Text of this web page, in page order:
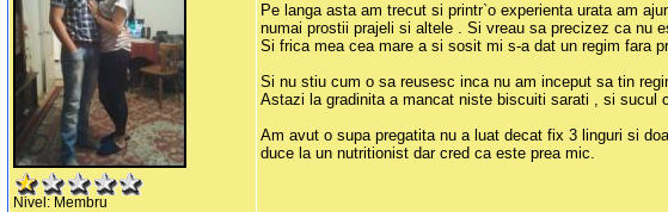
Nivel: Membru
Pe langa asta am trecut si printr`o experienta urata am
numai prostii prajeli si altele . Si vreau sa precizez ca nu
Si frica mea cea mare a si sosit mi s-a dat un regim fara
Si nu stiu cum o sa reusesc inca nu am inceput sa tin
Astazi la gradinita a mancat niste biscuiti sarati , si sucul
Am avut o supa pregatita nu a luat decat fix 3 linguri si
duce la un nutritionist dar cred ca este prea mic.